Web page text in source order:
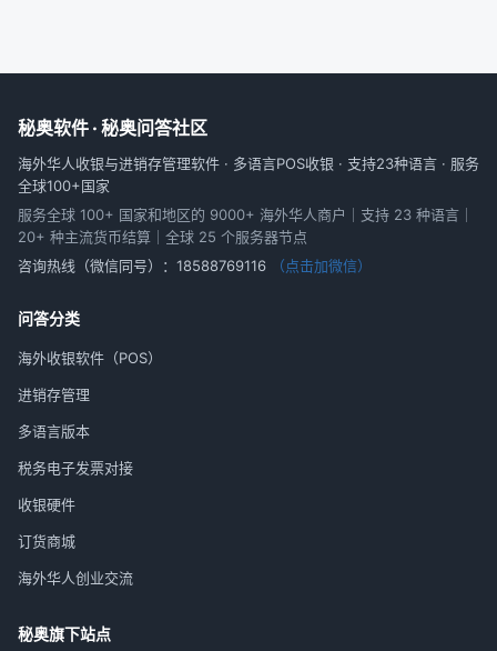
秘奥软件 · 秘奥问答社区
海外华人收银与进销存管理软件 · 多语言POS收银 · 支持23种语言 · 服务
全球100+国家
服务全球 100+ 国家和地区的 9000+ 海外华人商户｜支持 23 种语言｜
20+ 种主流货币结算｜全球 25 个服务器节点
咨询热线（微信同号）： 18588769116 （点击加微信）
问答分类
海外收银软件（POS）
进销存管理
多语言版本
税务电子发票对接
收银硬件
订货商城
海外华人创业交流
秘奥旗下站点